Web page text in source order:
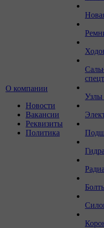
О компании
Новости
Вакансии
Реквизиты
Политика
Узлы